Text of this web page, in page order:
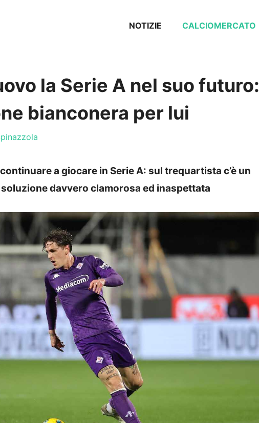
NOTIZIE CALCIOMERCATO
la Serie A nel suo futuro:
bianconera per lui
a giocare in Serie A: sul trequartista c’è un
davvero clamorosa ed inaspettata